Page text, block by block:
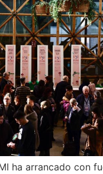
ha arrancado con